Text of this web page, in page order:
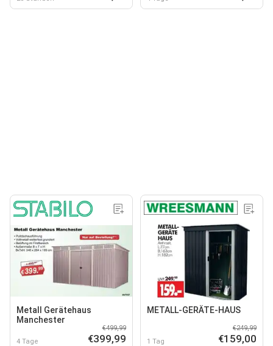
Metall Gerätehaus
Manchester
4 Tage
€499,99
€399,99
METALL-GERÄTE-HAUS
1 Tag
€249,99
€159,00